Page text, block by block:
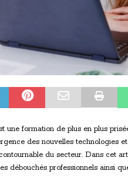
une formation de plus en plus
des nouvelles technologies
du secteur. Dans cet
débouchés professionnels ainsi